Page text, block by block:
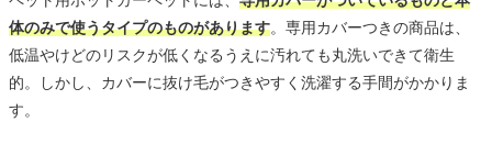
体のみで使うタイプのものがあります。専用カバーつきの商品は、
低温やけどのリスクが低くなるうえに汚れても丸洗いできて衛生
的。しかし、カバーに抜け毛がつきやすく洗濯する手間がかかりま
す。